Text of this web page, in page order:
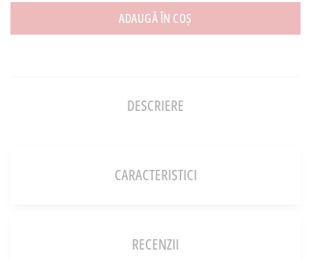
ADAUGĂ ÎN COȘ
DESCRIERE
CARACTERISTICI
RECENZII